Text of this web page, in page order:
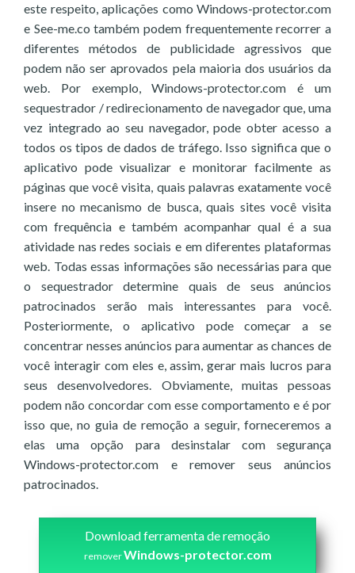
este respeito, aplicações como Windows-protector.com
e See-me.co também podem frequentemente recorrer a
diferentes métodos de publicidade agressivos que
podem não ser aprovados pela maioria dos usuários da
web. Por exemplo, Windows-protector.com é um
sequestrador / redirecionamento de navegador que, uma
vez integrado ao seu navegador, pode obter acesso a
todos os tipos de dados de tráfego. Isso significa que o
aplicativo pode visualizar e monitorar facilmente as
páginas que você visita, quais palavras exatamente você
insere no mecanismo de busca, quais sites você visita
com frequência e também acompanhar qual é a sua
atividade nas redes sociais e em diferentes plataformas
web. Todas essas informações são necessárias para que
o sequestrador determine quais de seus anúncios
patrocinados serão mais interessantes para você.
Posteriormente, o aplicativo pode começar a se
concentrar nesses anúncios para aumentar as chances de
você interagir com eles e, assim, gerar mais lucros para
seus desenvolvedores. Obviamente, muitas pessoas
podem não concordar com esse comportamento e é por
isso que, no guia de remoção a seguir, forneceremos a
elas uma opção para desinstalar com segurança
Windows-protector.com e remover seus anúncios
patrocinados.
Download ferramenta de remoção
removerWindows-protector.com